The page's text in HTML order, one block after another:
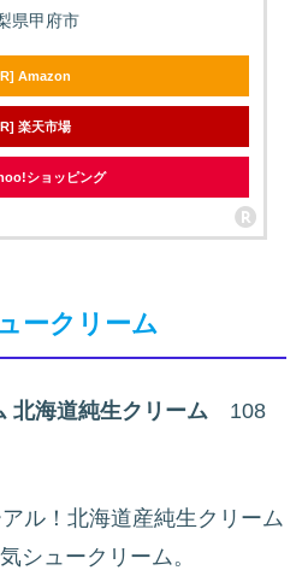
県甲府市
Amazon
楽天市場
ショッピング
ークリーム
北海道純生クリーム 108
ル！北海道産純生クリーム
シュークリーム。